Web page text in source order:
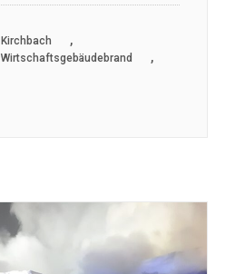
Kirchbach ,
Wirtschaftsgebäudebrand ,